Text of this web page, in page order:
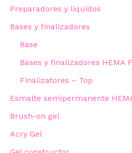
Preparadores y liquidos
Bases y finalizadores
Base
Bases y finalizadores HEMA
Finalizatores – Top
Esmalte semipermanente
Brush-on gel
Acry Gel